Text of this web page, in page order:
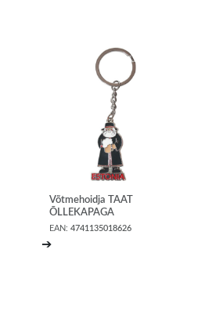
Võtmehoidja TAAT
ÕLLEKAPAGA
EAN: 4741135018626
➔